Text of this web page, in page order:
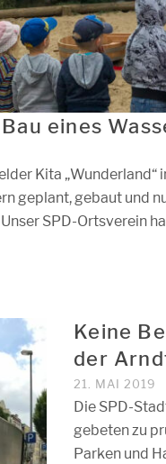
eines
Kita
geplant, gebaut und
SPD-Ortsverein
Keine
der
21. MAI 2019
Die SPD-
gebeten zu
Parken und